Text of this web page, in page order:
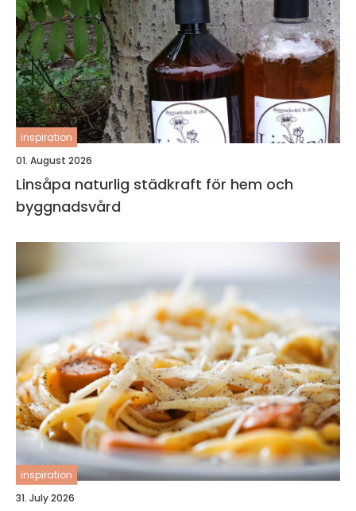
inspiration
01. August 2026
Linsåpa naturlig städkraft för hem och
byggnadsvård
inspiration
31. July 2026